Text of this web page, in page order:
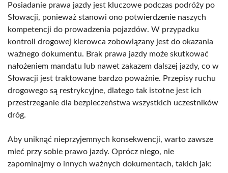
Posiadanie prawa jazdy jest kluczowe podczas podróży po
Słowacji, ponieważ stanowi ono potwierdzenie naszych
kompetencji do prowadzenia pojazdów. W przypadku
kontroli drogowej kierowca zobowiązany jest do okazania
ważnego dokumentu. Brak prawa jazdy może skutkować
nałożeniem mandatu lub nawet zakazem dalszej jazdy, co w
Słowacji jest traktowane bardzo poważnie. Przepisy ruchu
drogowego są restrykcyjne, dlatego tak istotne jest ich
przestrzeganie dla bezpieczeństwa wszystkich uczestników
dróg.
Aby uniknąć nieprzyjemnych konsekwencji, warto zawsze
mieć przy sobie prawo jazdy. Oprócz niego, nie
zapominajmy o innych ważnych dokumentach, takich jak: